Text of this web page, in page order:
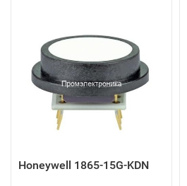
Honeywell 1865-15G-KDN